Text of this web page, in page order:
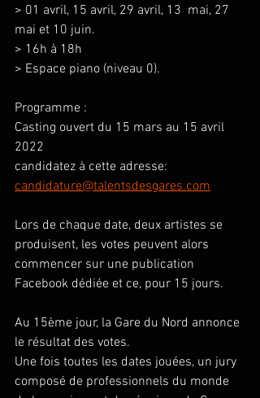
> 01 avril, 15 avril, 29 avril, 13  mai, 27
mai et 10 juin.
> 16h à 18h
> Espace piano (niveau 0).
Programme :
Casting ouvert du 15 mars au 15 avril
2022
candidatez à cette adresse:
candidature@talentsdesgares.com
Lors de chaque date, deux artistes se
produisent, les votes peuvent alors
commencer sur une publication
Facebook dédiée et ce, pour 15 jours.
Au 15ème jour, la Gare du Nord annonce
le résultat des votes.
Une fois toutes les dates jouées, un jury
composé de professionnels du monde